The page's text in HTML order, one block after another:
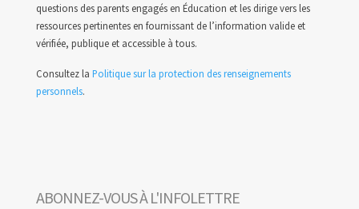
questions des parents engagés en Éducation et les dirige vers les
ressources pertinentes en fournissant de l’information valide et
vérifiée, publique et accessible à tous.
Consultez la Politique sur la protection des renseignements
personnels.
ABONNEZ-VOUS À L'INFOLETTRE